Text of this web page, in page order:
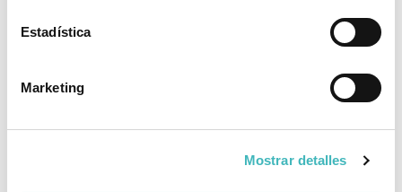
Estadística
Marketing
Mostrar detalles
¿Se puede realizar en la misma operación?